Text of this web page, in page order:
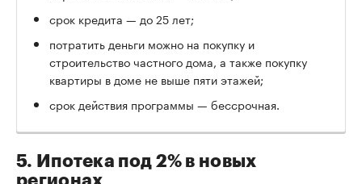
срок кредита — до 25 лет;
потратить деньги можно на покупку и
строительство частного дома, а также покупку
квартиры в доме не выше пяти этажей;
срок действия программы — бессрочная.
5. Ипотека под 2% в новых
регионах